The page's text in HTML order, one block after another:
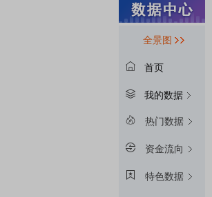
全景图
首页
我的数据
热门数据
资金流向
特色数据